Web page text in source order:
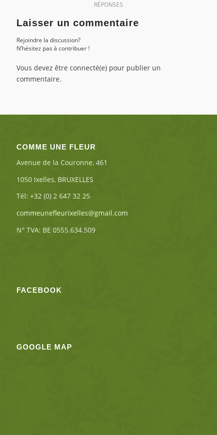
RÉPONSES
Laisser un commentaire
Rejoindre la discussion?
N’hésitez pas à contribuer !
Vous devez être connecté(e) pour publier un
commentaire.
COMME UNE FLEUR
Avenue de la Couronne, 461
1050 Ixelles, BRUXELLES
Tél: +32 (0) 2 647 32 25
commeunefleurixelles@gmail.com
N° TVA: BE 0555.634.509
FACEBOOK
GOOGLE MAP